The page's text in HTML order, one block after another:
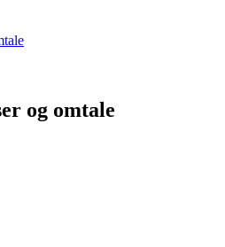
og omtale